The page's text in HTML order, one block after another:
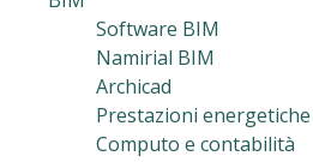
Software BIM
Namirial BIM
Archicad
Prestazioni energetiche
Computo e contabilità